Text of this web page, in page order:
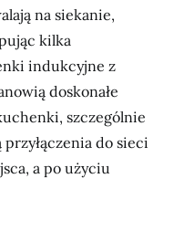
na siekanie,
kilka
indukcyjne z
doskonałe
szczególnie
do sieci
a po użyciu